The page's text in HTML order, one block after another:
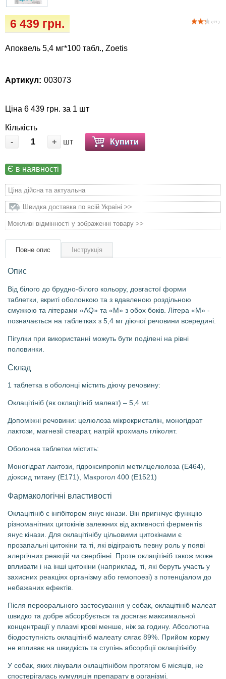
( 27 )
6 439 грн.
Апоквель 5,4 мг*100 табл., Zoetis
Артикул: 003073
Ціна 6 439 грн. за 1 шт
Кількість
-
+ шт Купити
Є в наявності
Ціна дійсна та актуальна
Швидка доставка по всій Україні >>
Можливі відмінності у зображенні товару >>
Повне опис Інструкція
Опис
Від білого до брудно-білого кольору, довгастої форми
таблетки, вкриті оболонкою та з вдавленою роздільною
смужкою та літерами «AQ» та «M» з обох боків. Літера «M» -
позначається на таблетках з 5,4 мг діючої речовини всередині.
Пігулки при використанні можуть бути поділені на рівні
половинки.
Склад
1 таблетка в оболонці містить діючу речовину:
Оклацітініб (як оклацітініб малеат) – 5,4 мг.
Допоміжні речовини: целюлоза мікрокристалін, моногідрат
лактози, магнезії стеарат, натрій крохмаль гліколят.
Оболонка таблетки містить:
Моногідрат лактози, гідроксипропіл метилцелюлоза (Е464),
діоксид титану (Е171), Макрогол 400 (Е1521)
Фармакологічні властивості
Оклацітініб є інгібітором янус кінази. Він пригнічує функцію
різноманітних цитокінів залежних від активності ферментів
янус кінази. Для оклацітінібу цільовими цитокінами є
прозапальні цитокіни та ті, які відіграють певну роль у появі
алергічних реакцій чи свербінні. Проте оклацітініб також може
впливати і на інші цитокіни (наприклад, ті, які беруть участь у
захисних реакціях організму або гемопоезі) з потенціалом до
небажаних ефектів.
Після пероорального застосування у собак, оклацітініб малеат
швидко та добре абсорбується та досягає максимальної
концентрації у плазмі крові менше, ніж за годину. Абсолютна
біодоступність оклацітініб малеату сягає 89%. Прийом корму
не впливає на швидкість та ступінь абсорбції оклацітінібу.
У собак, яких лікували оклацітінібом протягом 6 місяців, не
спостерігалась кумуляція препарату в організмі.
Ласощі та корма
Vet Diet Canine Wet - ветеринарные диеты
для собак
Лежаки, будиночки, охолоджуючи
Одяг та взуття
Переноски, сумки, клітки
Післяопераційні засоби та витратні
Подарункові сертифікати
Товари для голубів
Товари для гризунів
Товари для людей
Архів / Знято з виробництва